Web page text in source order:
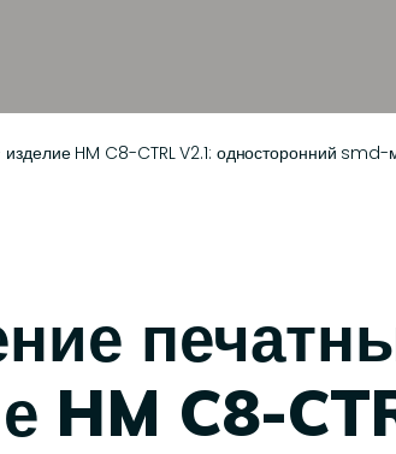
HM C8-CTRL V2.1: односторонний
HM C8-